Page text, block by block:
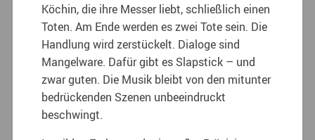
Köchin, die ihre Messer liebt, schließlich einen
Toten. Am Ende werden es zwei Tote sein. Die
Handlung wird zerstückelt. Dialoge sind
Mangelware. Dafür gibt es Slapstick – und
zwar guten. Die Musik bleibt von den mitunter
bedrückenden Szenen unbeeindruckt
beschwingt.